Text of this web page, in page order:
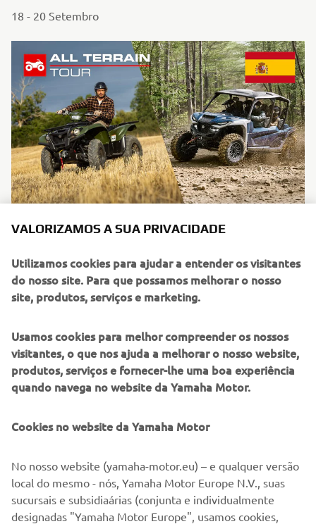
18 - 20 Setembro
All Terrain Tour 2026 - Espanha
All Terrain Tour 2026 - Países Baixos
24 Outubro
VALORIZAMOS A SUA PRIVACIDADE
Utilizamos cookies para ajudar a entender os visitantes
do nosso site. Para que possamos melhorar o nosso
site, produtos, serviços e marketing.
Usamos cookies para melhor compreender os nossos
visitantes, o que nos ajuda a melhorar o nosso website,
produtos, serviços e fornecer-lhe uma boa experiência
quando navega no website da Yamaha Motor.
Cookies no website da Yamaha Motor
No nosso website (yamaha-motor.eu) – e qualquer versão
local do mesmo - nós, Yamaha Motor Europe N.V., suas
sucursais e subsidiaárias (conjunta e individualmente
designadas "Yamaha Motor Europe", usamos cookies,